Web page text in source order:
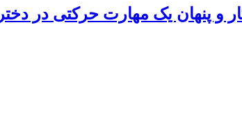
و پنهان یک مهارت حرکتی در